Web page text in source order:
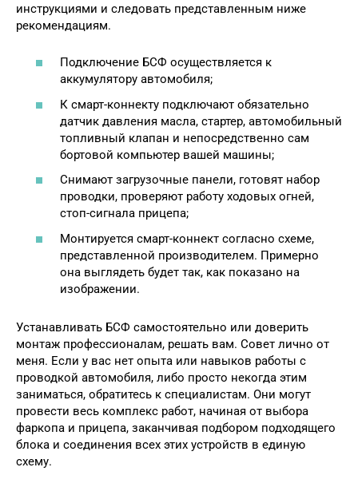
инструкциями и следовать представленным ниже
рекомендациям.
Подключение БСФ осуществляется к
аккумулятору автомобиля;
К смарт-коннекту подключают обязательно
датчик давления масла, стартер, автомобильный
топливный клапан и непосредственно сам
бортовой компьютер вашей машины;
Снимают загрузочные панели, готовят набор
проводки, проверяют работу ходовых огней,
стоп-сигнала прицепа;
Монтируется смарт-коннект согласно схеме,
представленной производителем. Примерно
она выглядеть будет так, как показано на
изображении.
Устанавливать БСФ самостоятельно или доверить
монтаж профессионалам, решать вам. Совет лично от
меня. Если у вас нет опыта или навыков работы с
проводкой автомобиля, либо просто некогда этим
заниматься, обратитесь к специалистам. Они могут
провести весь комплекс работ, начиная от выбора
фаркопа и прицепа, заканчивая подбором подходящего
блока и соединения всех этих устройств в единую
схему.